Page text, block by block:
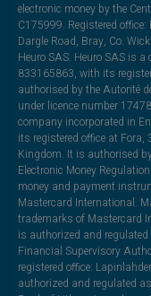
electronic money by the
C175999. Registered
Dargle Road, Bray, Co.
Heuro SAS. Heuro SAS is
833165863, with its
authorised by the Autorité
under licence number
company incorporated in
its registered office at Fora,
Kingdom. It is authorised
Electronic Money
money and payment
Mastercard International.
trademarks of Mastercard
is authorized and
Financial Supervisory
registered office:
authorized and regulated